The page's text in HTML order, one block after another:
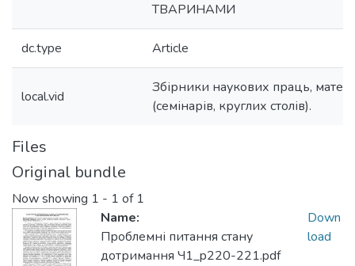
ТВАРИНАМИ
dc.type Article
local.vid
Збірники наукових праць,
(семінарів, круглих столів).
Files
Original bundle
Now showing 1 - 1 of 1
Name:
Проблемні питання стану
дотримання Ч1_p220-221.pdf
Down
load